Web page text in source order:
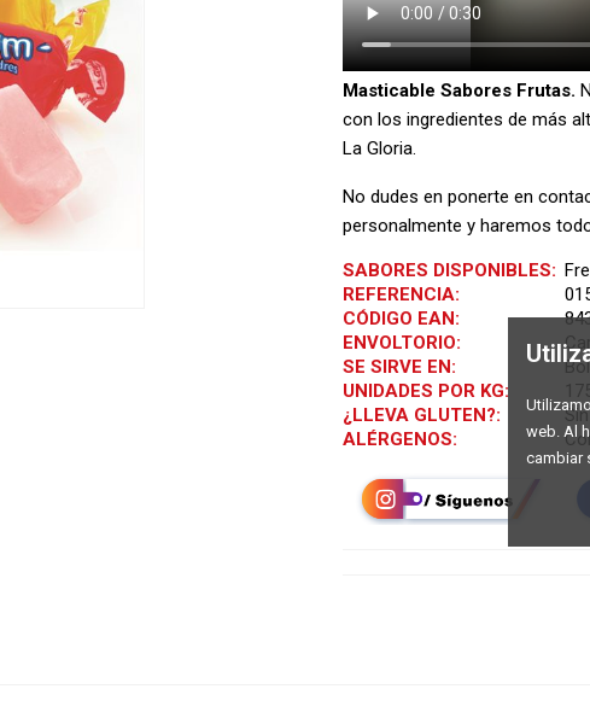
web. Al
cambiar
Masticable Sabores Frutas.
con los ingredientes de más
La Gloria.
No dudes en ponerte en
personalmente y haremos
SABORES DISPONIBLES:
REFERENCIA:
CÓDIGO EAN:
ENVOLTORIO:
SE SIRVE EN:
UNIDADES POR KG:
¿LLEVA GLUTEN?:
ALÉRGENOS: